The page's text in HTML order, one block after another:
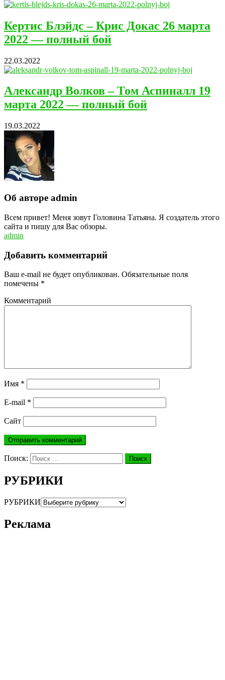
Кертис Блэйдс – Крис Докас 26 марта
2022 — полный бой
22.03.2022
Александр Волков – Том Аспиналл 19
марта 2022 — полный бой
19.03.2022
Об авторе admin
Всем привет! Меня зовут Головина Татьяна. Я создатель этого
сайта и пишу для Вас обзоры.
admin
Добавить комментарий
Ваш e-mail не будет опубликован. Обязательные поля
помечены *
Комментарий
Имя *
E-mail *
Сайт
Поиск: Поиск
РУБРИКИ
РУБРИКИ
Реклама